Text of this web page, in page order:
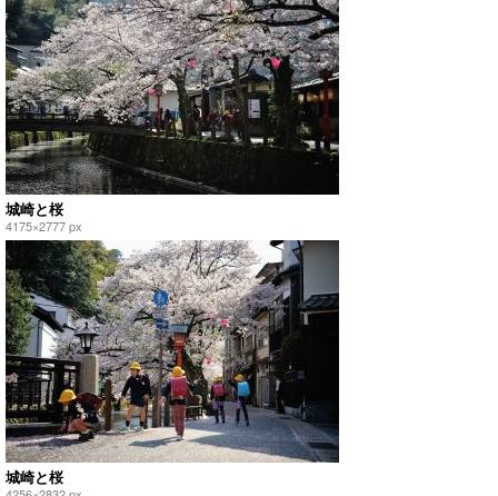
城崎と桜
4175×2777 px
城崎と桜